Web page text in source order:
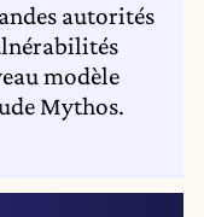
autorités
modèle
Mythos.